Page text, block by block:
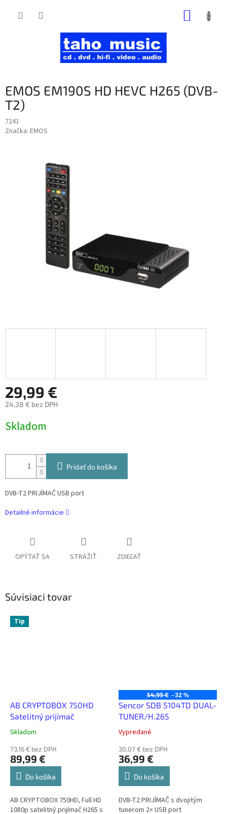
EMOS EM190S HD HEVC H265 (DVB-
T2)
7241
Značka: EMOS
29,99 €
24,38 € bez DPH
cena:
Skladom
Pridať do košíka
DVB-T2 PRIJÍMAČ USB port
Detailné informácie
OPÝTAŤ SA STRÁŽIŤ ZDIEĽAŤ
Súvisiaci tovar
Tip
AB CRYPTOBOX 750HD
Satelitný prijímač
Skladom
73,16 € bez DPH
89,99 €
Do košíka
AB CRYPTOBOX 750HD, Full HD
1080p satelitný prijímač H265 s
54,99 € –32 %
Sencor SDB 5104TD DUAL-
TUNER/H.265
Vypredané
30,07 € bez DPH
36,99 €
Do košíka
DVB-T2 PRIJÍMAČ s dvojitým
tunerom 2× USB port